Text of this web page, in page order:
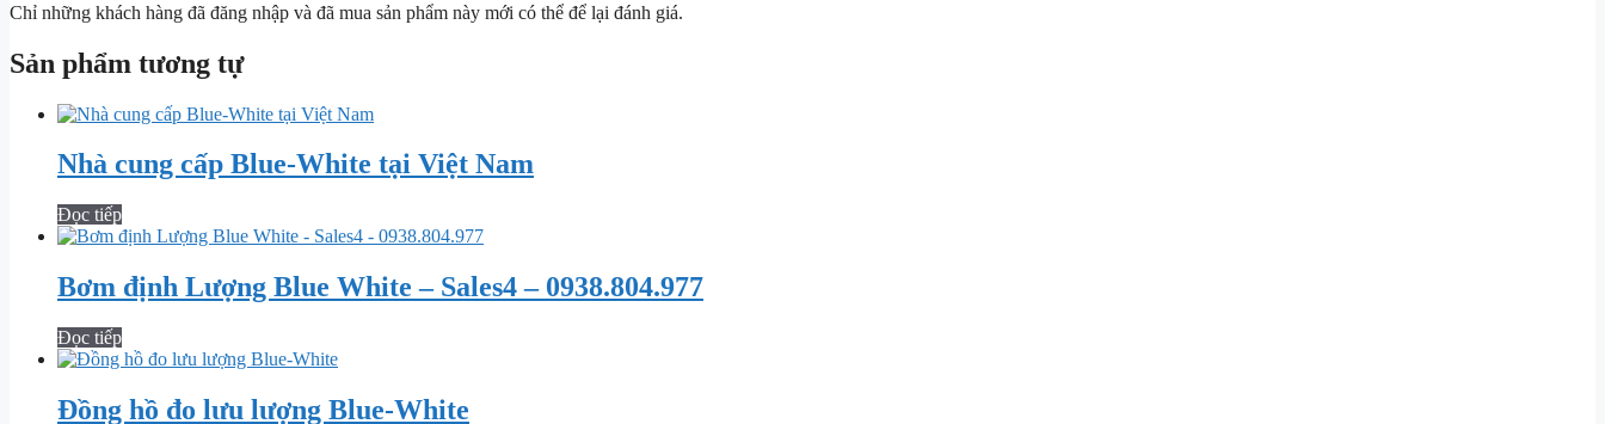
Chỉ những khách hàng đã đăng nhập và đã mua sản phẩm này mới có thể để lại đánh giá.
Sản phẩm tương tự
Nhà cung cấp Blue-White tại Việt Nam
Đọc tiếp
Bơm định Lượng Blue White – Sales4 – 0938.804.977
Đọc tiếp
Đồng hồ đo lưu lượng Blue-White